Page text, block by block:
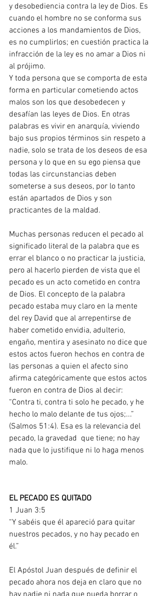
y desobediencia contra la ley de Dios. Es
cuando el hombre no se conforma sus
acciones a los mandamientos de Dios,
es no cumplirlos; en cuestión practica la
infracción de la ley es no amar a Dios ni
al prójimo.
Y toda persona que se comporta de esta
forma en particular cometiendo actos
malos son los que desobedecen y
desafían las leyes de Dios. En otras
palabras es vivir en anarquía, viviendo
bajo sus propios términos sin respeto a
nadie, solo se trata de los deseos de esa
persona y lo que en su ego piensa que
todas las circunstancias deben
someterse a sus deseos, por lo tanto
están apartados de Dios y son
practicantes de la maldad.
Muchas personas reducen el pecado al
significado literal de la palabra que es
errar el blanco o no practicar la justicia,
pero al hacerlo pierden de vista que el
pecado es un acto cometido en contra
de Dios. El concepto de la palabra
pecado estaba muy claro en la mente
del rey David que al arrepentirse de
haber cometido envidia, adulterio,
engaño, mentira y asesinato no dice que
estos actos fueron hechos en contra de
las personas a quien el afecto sino
afirma categóricamente que estos actos
fueron en contra de Dios al decir:
“Contra ti, contra ti solo he pecado, y he
hecho lo malo delante de tus ojos;...”
(Salmos 51:4). Esa es la relevancia del
pecado, la gravedad  que tiene; no hay
nada que lo justifique ni lo haga menos
malo.
EL PECADO ES QUITADO
1 Juan 3:5
“Y sabéis que él apareció para quitar
nuestros pecados, y no hay pecado en
él.”
El Apóstol Juan después de definir el
pecado ahora nos deja en claro que no